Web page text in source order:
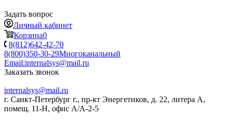
Задать вопрос
Личный кабинет
Корзина0
8(812)642-42-70
8(800)350-30-29Многоканальный
Email:internalsys@mail.ru
Заказать звонок
internalsys@mail.ru
г. Санкт-Петербург г., пр-кт Энергетиков, д. 22, литера А,
помещ. 11-Н, офис А/А-2-5